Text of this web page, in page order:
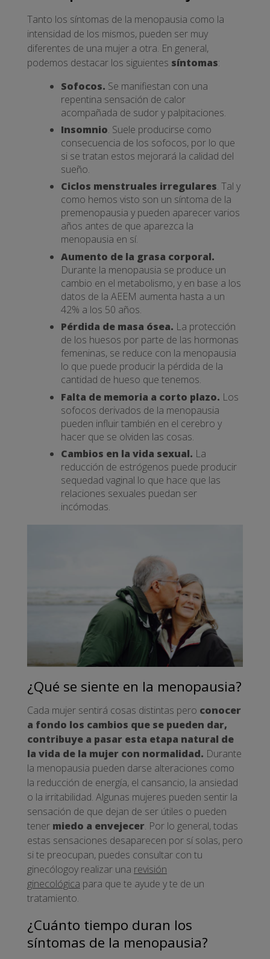
Tanto los síntomas de la menopausia como la
intensidad de los mismos, pueden ser muy
diferentes de una mujer a otra. En general,
podemos destacar los siguientes síntomas:
Sofocos. Se manifiestan con una
repentina sensación de calor
acompañada de sudor y palpitaciones.
Insomnio. Suele producirse como
consecuencia de los sofocos, por lo que
si se tratan estos mejorará la calidad del
sueño.
Ciclos menstruales irregulares. Tal y
como hemos visto son un síntoma de la
premenopausia y pueden aparecer varios
años antes de que aparezca la
menopausia en sí.
Aumento de la grasa corporal.
Durante la menopausia se produce un
cambio en el metabolismo, y en base a los
datos de la AEEM aumenta hasta a un
42% a los 50 años.
Pérdida de masa ósea. La protección
de los huesos por parte de las hormonas
femeninas, se reduce con la menopausia
lo que puede producir la pérdida de la
cantidad de hueso que tenemos.
Falta de memoria a corto plazo. Los
sofocos derivados de la menopausia
pueden influir también en el cerebro y
hacer que se olviden las cosas.
Cambios en la vida sexual. La
reducción de estrógenos puede producir
sequedad vaginal lo que hace que las
relaciones sexuales puedan ser
incómodas.
¿Qué se siente en la menopausia?
Cada mujer sentirá cosas distintas pero conocer
a fondo los cambios que se pueden dar,
contribuye a pasar esta etapa natural de
la vida de la mujer con normalidad. Durante
la menopausia pueden darse alteraciones como
la reducción de energía, el cansancio, la ansiedad
o la irritabilidad. Algunas mujeres pueden sentir la
sensación de que dejan de ser útiles o pueden
tener miedo a envejecer. Por lo general, todas
estas sensaciones desaparecen por sí solas, pero
si te preocupan, puedes consultar con tu
ginecólogoy realizar una revisión
ginecológica para que te ayude y te de un
tratamiento.
¿Cuánto tiempo duran los
síntomas de la menopausia?